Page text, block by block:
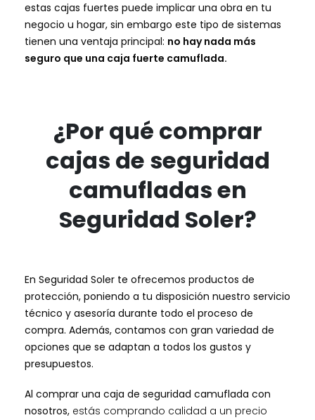
estas cajas fuertes puede implicar una obra en tu
negocio u hogar, sin embargo este tipo de sistemas
tienen una ventaja principal: no hay nada más
seguro que una caja fuerte camuflada.
¿Por qué comprar
cajas de seguridad
camufladas en
Seguridad Soler?
En Seguridad Soler te ofrecemos productos de
protección, poniendo a tu disposición nuestro servicio
técnico y asesoría durante todo el proceso de
compra. Además, contamos con gran variedad de
opciones que se adaptan a todos los gustos y
presupuestos.
Al comprar una caja de seguridad camuflada con
nosotros, estás comprando calidad a un precio